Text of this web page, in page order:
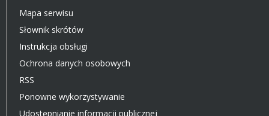
Mapa serwisu
Słownik skrótów
Instrukcja obsługi
Ochrona danych osobowych
RSS
Ponowne wykorzystywanie
Udostępnianie informacji publicznej